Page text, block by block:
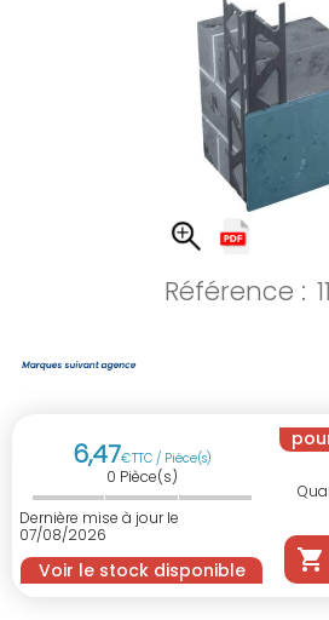
Référence :
6,47€TTC / Pièce(s)
0 Pièce(s)
Dernière mise à jour le
07/08/2026
Voir le stock disponible